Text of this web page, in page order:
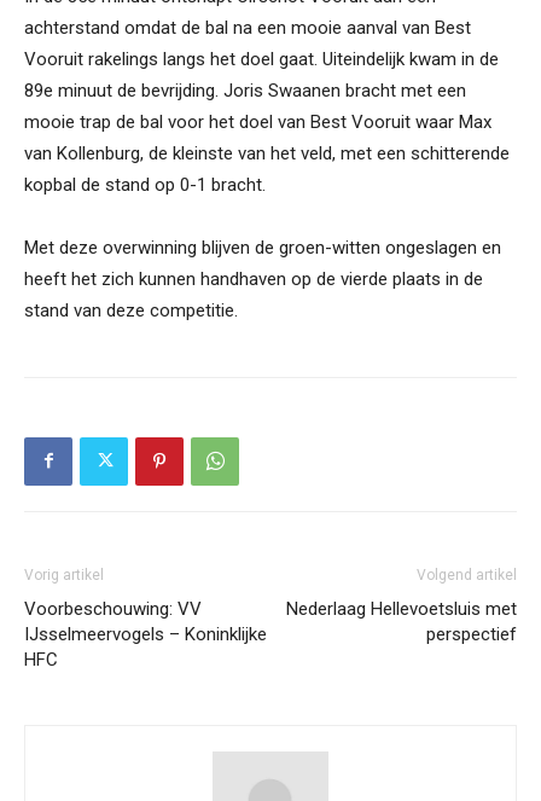
achterstand omdat de bal na een mooie aanval van Best
Vooruit rakelings langs het doel gaat. Uiteindelijk kwam in de
89e minuut de bevrijding. Joris Swaanen bracht met een
mooie trap de bal voor het doel van Best Vooruit waar Max
van Kollenburg, de kleinste van het veld, met een schitterende
kopbal de stand op 0-1 bracht.
Met deze overwinning blijven de groen-witten ongeslagen en
heeft het zich kunnen handhaven op de vierde plaats in de
stand van deze competitie.
Vorig artikel
Voorbeschouwing: VV
IJsselmeervogels – Koninklijke
HFC
Volgend artikel
Nederlaag Hellevoetsluis met
perspectief